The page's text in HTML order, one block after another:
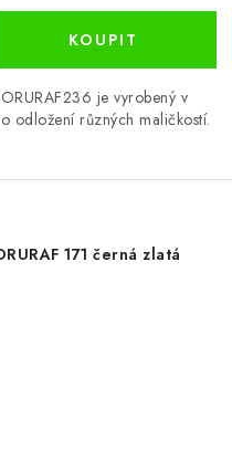
je vyrobený v
odložení různých maličkostí.
171 černá zlatá